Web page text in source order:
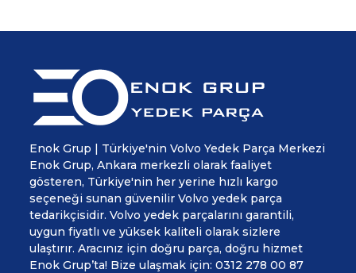
Enok Grup | Türkiye'nin Volvo Yedek Parça Merkezi
Enok Grup, Ankara merkezli olarak faaliyet
gösteren, Türkiye'nin her yerine hızlı kargo
seçeneği sunan güvenilir Volvo yedek parça
tedarikçisidir. Volvo yedek parçalarını garantili,
uygun fiyatlı ve yüksek kaliteli olarak sizlere
ulaştırır. Aracınız için doğru parça, doğru hizmet
Enok Grup’ta! Bize ulaşmak için: 0312 278 00 87